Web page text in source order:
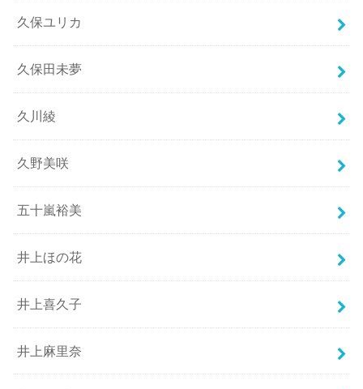
久保ユリカ
久保田未夢
久川綾
久野美咲
五十嵐裕美
井上ほの花
井上喜久子
井上麻里奈